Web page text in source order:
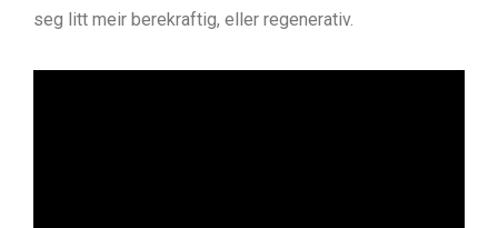
seg litt meir berekraftig, eller regenerativ.